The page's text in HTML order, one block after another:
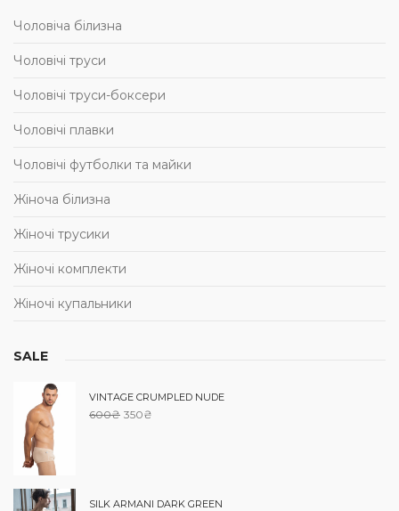
Чоловіча білизна
Чоловічі труси
Чоловічі труси-боксери
Чоловічі плавки
Чоловічі футболки та майки
Жіноча білизна
Жіночі трусики
Жіночі комплекти
Жіночі купальники
SALE
VINTAGE CRUMPLED NUDE
600₴ 350₴
SILK ARMANI DARK GREEN